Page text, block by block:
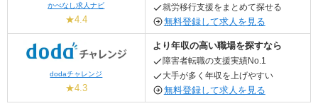
かべなし求人ナビ
★4.4
就労移行支援をまとめて探せる
無料登録して求人を見る
dodaチャレンジ
★4.3
より年収の高い職場を探すなら
障害者転職の支援実績No.1
大手が多く年収を上げやすい
無料登録して求人を見る